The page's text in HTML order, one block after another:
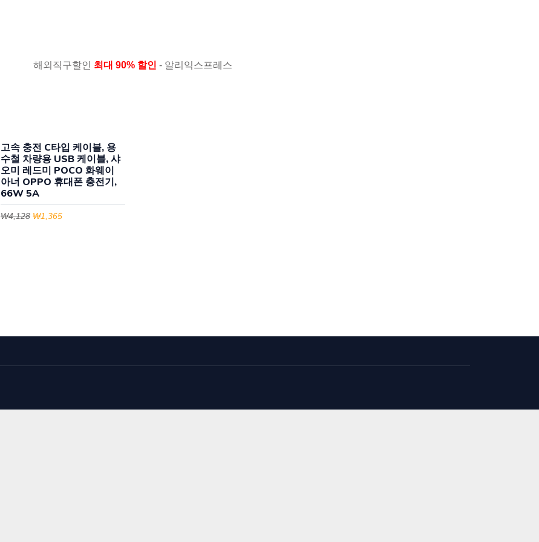
해외직구할인 최대 90% 할인 - 알리익스프레스
고속 충전 C타입 케이블, 용
수철 차량용 USB 케이블, 샤
오미 레드미 POCO 화웨이
아너 OPPO 휴대폰 충전기,
66W 5A
₩4,128 ₩1,365